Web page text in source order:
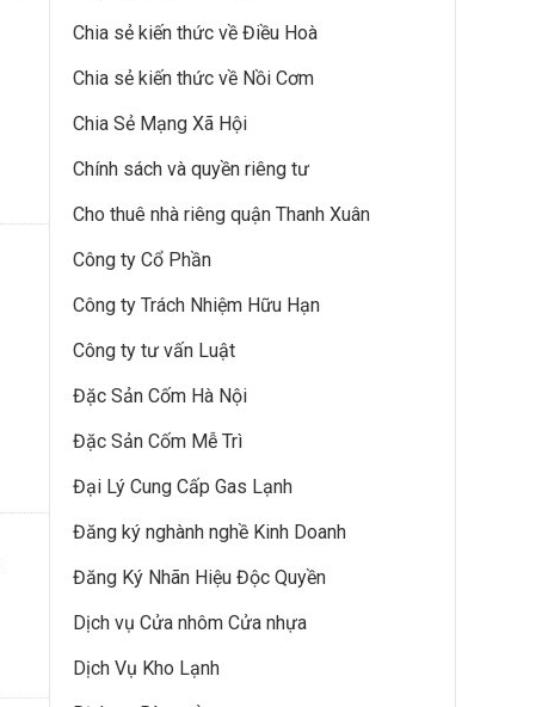
Chia sẻ kiến thức về Điều Hoà
Chia sẻ kiến thức về Nồi Cơm
Chia Sẻ Mạng Xã Hội
Chính sách và quyền riêng tư
Cho thuê nhà riêng quận Thanh Xuân
Công ty Cổ Phần
Công ty Trách Nhiệm Hữu Hạn
Công ty tư vấn Luật
Đặc Sản Cốm Hà Nội
Đặc Sản Cốm Mễ Trì
Đại Lý Cung Cấp Gas Lạnh
Đăng ký nghành nghề Kinh Doanh
Đăng Ký Nhãn Hiệu Độc Quyền
Dịch vụ Cửa nhôm Cửa nhựa
Dịch Vụ Kho Lạnh